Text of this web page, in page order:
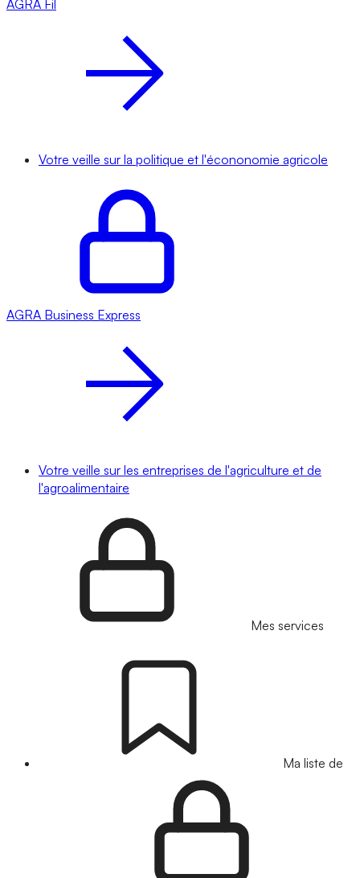
AGRA Fil
Votre veille sur la politique et l'écononomie agricole
AGRA Business Express
Votre veille sur les entreprises de l'agriculture et de
l'agroalimentaire
Mes services
Ma liste de